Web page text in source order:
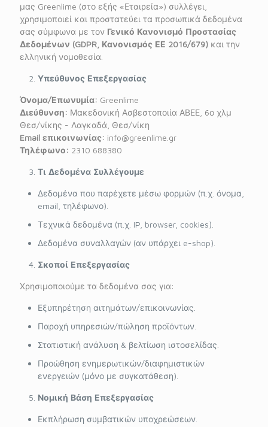
μας Greenlime (στο εξής «Εταιρεία») συλλέγει,
χρησιμοποιεί και προστατεύει τα προσωπικά δεδομένα
σας σύμφωνα με τον Γενικό Κανονισμό Προστασίας
Δεδομένων (GDPR , Κανονισμός ΕΕ 2016/679) και την
ελληνική νομοθεσία.
Υπεύθυνος Επεξεργασίας
Όνομα/Επωνυμία: Greenlime
Διεύθυνση: Μακεδονική Ασβεστοποιία ΑΒΕΕ, 6ο χλμ
Θεσ/νίκης - Λαγκαδά, Θεσ/νίκη
Email επικοινωνίας: info@greenlime.gr
Τηλέφωνο: 2310 688380
Τι Δεδομένα Συλλέγουμε
Δεδομένα που παρέχετε μέσω φορμών (π.χ. όνομα,
email, τηλέφωνο).
Τεχνικά δεδομένα (π.χ. IP, browser, cookies).
Δεδομένα συναλλαγών (αν υπάρχει e-shop).
Σκοποί Επεξεργασίας
Χρησιμοποιούμε τα δεδομένα σας για:
Εξυπηρέτηση αιτημάτων/επικοινωνίας.
Παροχή υπηρεσιών/πώληση προϊόντων.
Στατιστική ανάλυση & βελτίωση ιστοσελίδας.
Προώθηση ενημερωτικών/διαφημιστικών
ενεργειών (μόνο με συγκατάθεση).
Νομική Βάση Επεξεργασίας
Εκπλήρωση συμβατικών υποχρεώσεων.